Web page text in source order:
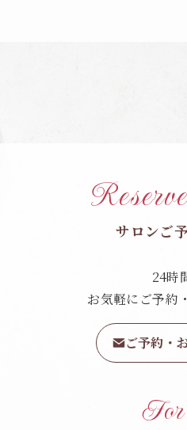
サロンご
24時
お気軽にご予約
ご予約・
For